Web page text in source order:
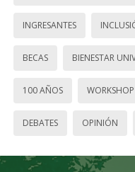
INGRESANTES
BECAS BIENESTAR
100 AÑOS WORKSHOP
DEBATES OPINIÓN